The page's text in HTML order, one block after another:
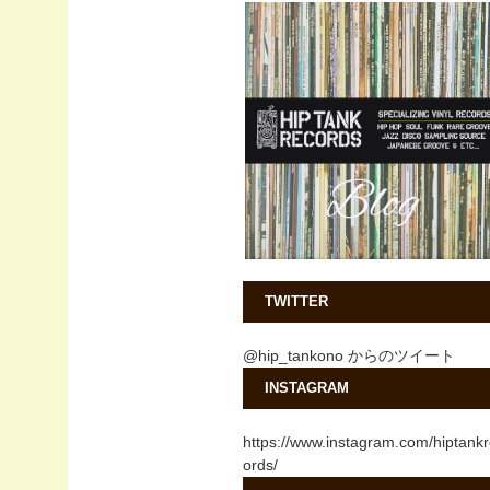
TWITTER
@hip_tankono からのツイート
INSTAGRAM
https://www.instagram.com/
ords/